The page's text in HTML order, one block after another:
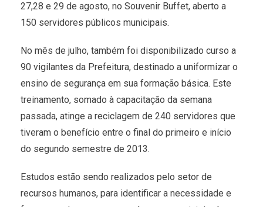
27,28 e 29 de agosto, no Souvenir Buffet, aberto a
150 servidores públicos municipais.
No mês de julho, também foi disponibilizado curso a
90 vigilantes da Prefeitura, destinado a uniformizar o
ensino de segurança em sua formação básica. Este
treinamento, somado à capacitação da semana
passada, atinge a reciclagem de 240 servidores que
tiveram o benefício entre o final do primeiro e início
do segundo semestre de 2013.
Estudos estão sendo realizados pelo setor de
recursos humanos, para identificar a necessidade e